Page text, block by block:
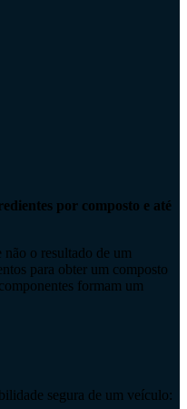
por composto e até
o resultado de um
para obter um composto
formam um
segura de um veículo: